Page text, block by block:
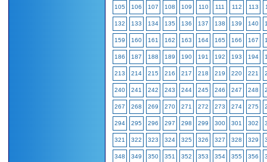
105 106 107 108 109 110 111 112 113
132 133 134 135 136 137 138 139 140
159 160 161 162 163 164 165 166 167
186 187 188 189 190 191 192 193 194
213 214 215 216 217 218 219 220 221
240 241 242 243 244 245 246 247 248
267 268 269 270 271 272 273 274 275
294 295 296 297 298 299 300 301 302
321 322 323 324 325 326 327 328 329
348 349 350 351 352 353 354 355 356